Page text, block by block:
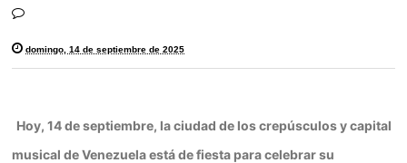
domingo, 14 de septiembre de 2025
Hoy, 14 de septiembre, la ciudad de los crepúsculos y capital
musical de Venezuela está de fiesta para celebrar su